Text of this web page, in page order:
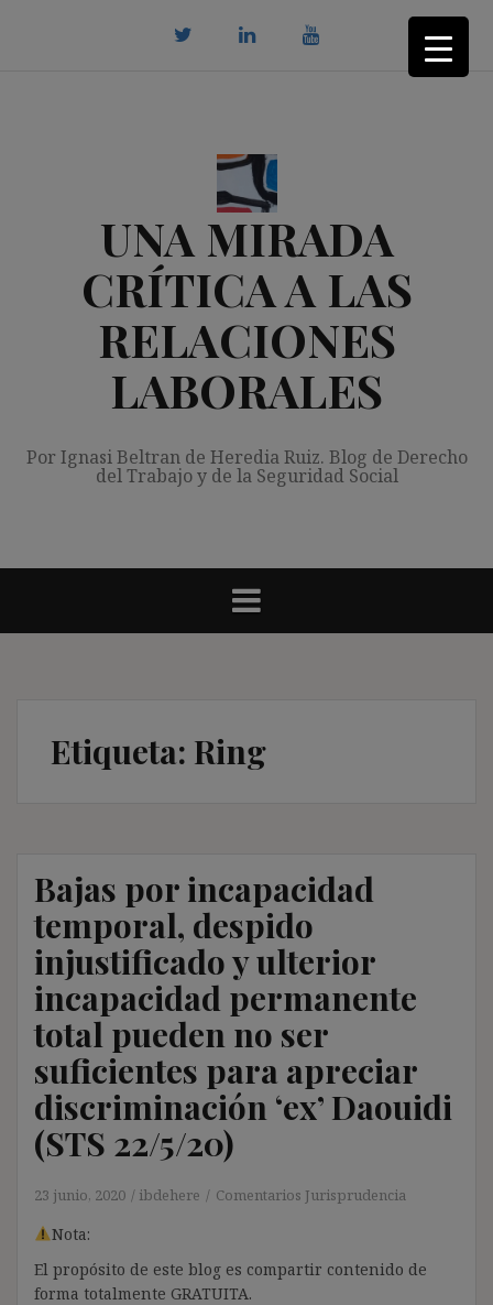
UNA MIRADA
CRÍTICA A LAS
RELACIONES
LABORALES
Por Ignasi Beltran de Heredia Ruiz. Blog de Derecho
del Trabajo y de la Seguridad Social
Etiqueta: Ring
Bajas por incapacidad
temporal, despido
injustificado y ulterior
incapacidad permanente
total pueden no ser
suficientes para apreciar
discriminación ‘ex’ Daouidi
(STS 22/5/20)
23 junio, 2020 ibdehere Comentarios Jurisprudencia
Nota:
El propósito de este blog es compartir contenido de
forma totalmente GRATUITA.